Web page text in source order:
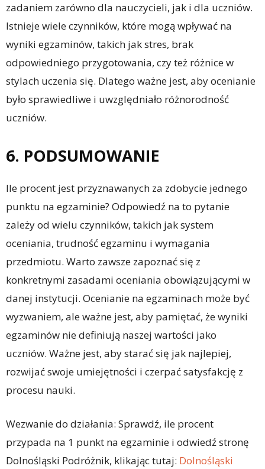
zadaniem zarówno dla nauczycieli, jak i dla uczniów.
Istnieje wiele czynników, które mogą wpływać na
wyniki egzaminów, takich jak stres, brak
odpowiedniego przygotowania, czy też różnice w
stylach uczenia się. Dlatego ważne jest, aby ocenianie
było sprawiedliwe i uwzględniało różnorodność
uczniów.
6. PODSUMOWANIE
Ile procent jest przyznawanych za zdobycie jednego
punktu na egzaminie? Odpowiedź na to pytanie
zależy od wielu czynników, takich jak system
oceniania, trudność egzaminu i wymagania
przedmiotu. Warto zawsze zapoznać się z
konkretnymi zasadami oceniania obowiązującymi w
danej instytucji. Ocenianie na egzaminach może być
wyzwaniem, ale ważne jest, aby pamiętać, że wyniki
egzaminów nie definiują naszej wartości jako
uczniów. Ważne jest, aby starać się jak najlepiej,
rozwijać swoje umiejętności i czerpać satysfakcję z
procesu nauki.
Wezwanie do działania: Sprawdź, ile procent
przypada na 1 punkt na egzaminie i odwiedź stronę
Dolnośląski Podróżnik, klikając tutaj: Dolnośląski